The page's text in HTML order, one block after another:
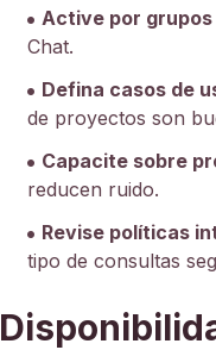
Active por
Chat.
Defina casos de
de proyectos son
Capacite sobre
reducen ruido.
Revise políticas
tipo de consultas